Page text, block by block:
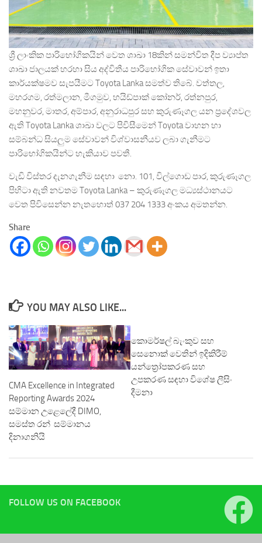
ශ්‍රී ලාංකික පාරිභෝගිකයින් වෙත ශාඛා 18කින් සමන්විත දීප ව්‍යාප්ත
ශාඛා ජාලයක් හරහා සිය අද්විතීය පාරිභෝගික සේවාවන් ඉතා
කාර්යක්ෂමව සැපයීමට Toyota Lanka සමත්ව තිබේ. වත්තල,
මහරගම, රත්මලාන, මීගමුව, හයිඩ්පාක් කෝනර්, රත්නපුර,
මහනුවර, මාතර, අම්පාර, අනුරාධපුර සහ කුරුණෑගල යන ප්‍රදේශවල
ඇති Toyota Lanka ශාඛා වලට පිවිසීමෙන් Toyota වාහන හා
සම්බන්ධ සියලුම සේවාවන් විශ්වාසනීයව ලබා ගැනීමට
පාරිභෝගිකයින්ට හැකියාව පවතී.
වැඩි විස්තර දැනගැනීම සඳහා නො. 101, විල්ගොඩ පාර, කුරුණෑගල
පිහිටා ඇති නවතම Toyota Lanka – කුරුණෑගල මධ්‍යස්ථානයට
වෙත පිවිසෙන්න නැතහොත් 037 204 1333 අංකය අමතන්න.
Share
YOU MAY ALSO LIKE...
CMA Excellence in Integrated
Reporting Awards 2024
සම්මාන උළෙලේදී DIMO,
සමස්ත රන් සම්මානය
දිනාගනියි
කොමර්ෂල් බැංකුව සහ
සෙනොක් වෙතින් ඉදිකිරීම්
යන්ත්‍රෝපකරණ සහ
උපකරණ සඳහා විශේෂ ලීසිං
දීමනා
FOLLOW US ON FACEBOOK